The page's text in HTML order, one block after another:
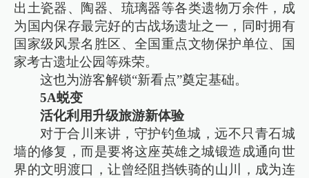
出土瓷器、陶器、琉璃器等各类遗物万余件，成
为国内保存最完好的古战场遗址之一，同时拥有
国家级风景名胜区、全国重点文物保护单位、国
家考古遗址公园等殊荣。
这也为游客解锁“新看点”奠定基础。
5A蜕变
活化利用升级旅游新体验
对于合川来讲，守护钓鱼城，远不只青石城
墙的修复，而是要将这座英雄之城锻造成通向世
界的文明渡口，让曾经阻挡铁骑的山川，成为连